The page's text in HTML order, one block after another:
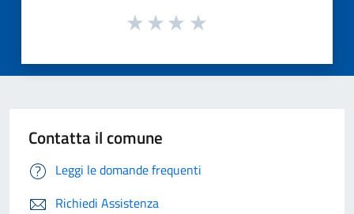
Contatta il comune
Leggi le domande frequenti
Richiedi Assistenza